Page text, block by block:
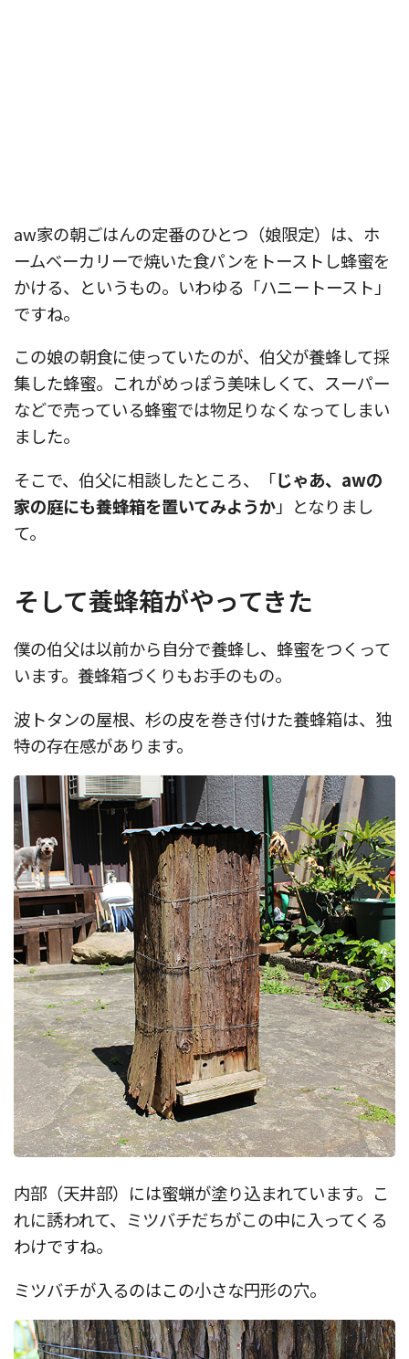
aw家の朝ごはんの定番のひとつ（娘限定）は、ホ
ームベーカリーで焼いた食パンをトーストし蜂蜜を
かける、というもの。いわゆる「ハニートースト」
ですね。
この娘の朝食に使っていたのが、伯父が養蜂して採
集した蜂蜜。これがめっぽう美味しくて、スーパー
などで売っている蜂蜜では物足りなくなってしまい
ました。
そこで、伯父に相談したところ、「じゃあ、awの
家の庭にも養蜂箱を置いてみようか」となりまし
て。
そして養蜂箱がやってきた
僕の伯父は以前から自分で養蜂し、蜂蜜をつくって
います。養蜂箱づくりもお手のもの。
波トタンの屋根、杉の皮を巻き付けた養蜂箱は、独
特の存在感があります。
内部（天井部）には蜜蝋が塗り込まれています。こ
れに誘われて、ミツバチだちがこの中に入ってくる
わけですね。
ミツバチが入るのはこの小さな円形の穴。